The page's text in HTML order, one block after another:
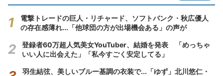
電撃トレードの巨人・リチャード、ソフトバンク・秋広優人
の存在感薄れ...「他球団の方が出場機会ある」の声が
登録者60万超人気美女YouTuber、結婚を発表 「めっちゃ
いい人に出会えた」「私今すごく安定してる」
羽生結弦、美しいブルー基調の衣装で...「ゆず」北川悠仁・